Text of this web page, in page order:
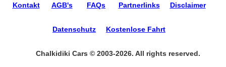
Kontakt AGB's FAQs Partnerlinks Disclaimer
Datenschutz Kostenlose Fahrt
Chalkidiki Cars © 2003-2026. All rights reserved.